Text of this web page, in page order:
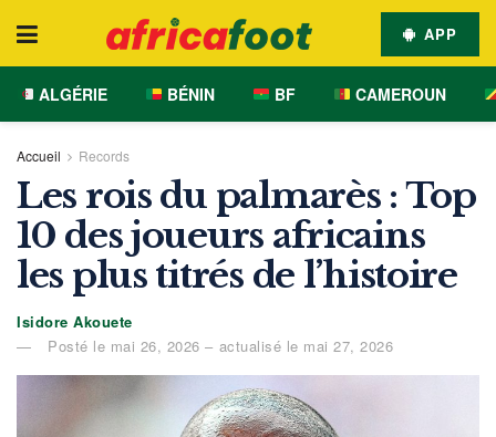
APP
ALGÉRIE BÉNIN BF CAMEROUN
Accueil Records
Les rois du palmarès : Top
10 des joueurs africains
les plus titrés de l’histoire
Isidore Akouete
Posté le mai 26, 2026 – actualisé le mai 27, 2026